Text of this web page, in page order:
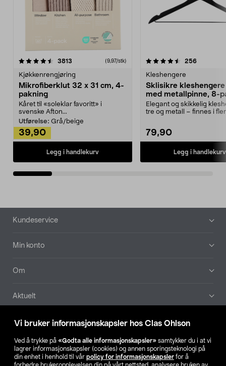
Vi bruker informasjonskapsler hos Clas Ohlson
Ved å trykke på «Godta alle informasjonskapsler» samtykker du i at vi
lagrer informasjonskapsler (cookies) og annen sporingsteknologi på
din enhet i henhold til vår policy for informasjonskapsler for å
3813 anmeldelser(9,97/stk)
Kjøkkenrengjøring
Mikrofiberklut 32 x 31 cm, 4-
pakning
Kåret til «soleklar favoritt» i
svenske Afton...
Utførelse: Grå/beige
39,90
Legg i handlekurv
4.5av 5 stjerner 256
Kleshengere
Sklisikre
med metallpinne, 8-
Elegant og skikkelig
tre og metall – finnes i
79,90
Legg i handlekurv
4.5av 5 stjerner
Bunntekst
Kundeservice
Min konto
Om
Aktuelt
Våre selskaper
Finn din butikk